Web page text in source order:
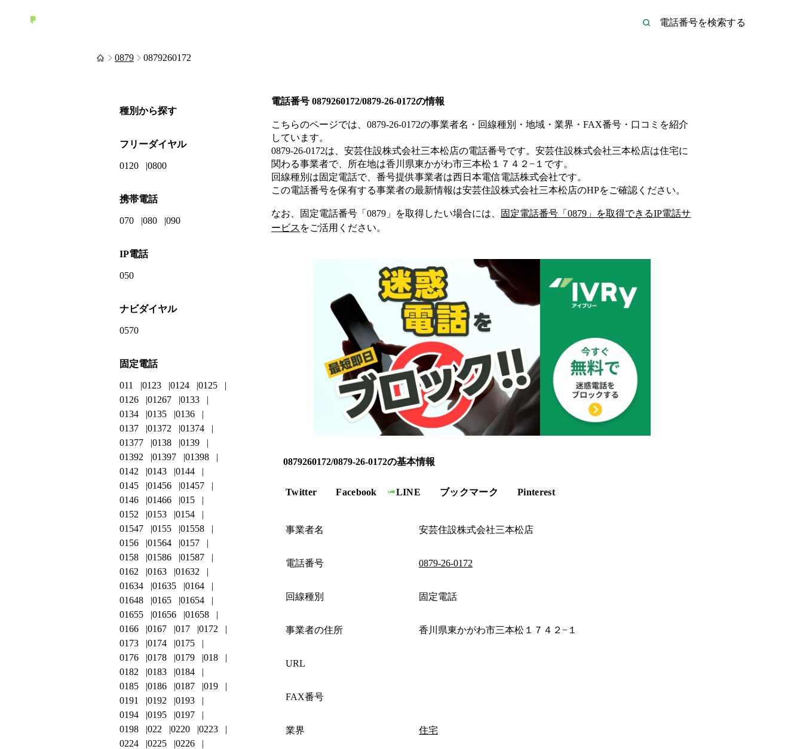
0879 0879260172
電話番号 0879260172/0879-26-0172の情報
こちらのページでは、 0879-26-0172の事業者名・回線種別・地域・業界・FAX番号・口コミを紹介
しています。
0879-26-0172は、 安芸住設株式会社三本松店の電話番号です。 安芸住設株式会社三本松店は住宅に
関わる事業者で、所在地は香川県東かがわ市三本松１７４２−１ です。
回線種別は固定電話で、番号提供事業者は西日本電信電話株式会社です。
この電話番号を保有する事業者の最新情報は安芸住設株式会社三本松店のHPをご確認ください。
なお、固定電話番号「 0879 」を取得したい場合には、 固定電話番号「 0879 」を取得できるIP電話サ
ービス をご活用ください。
0879260172/0879-26-0172の基本情報
Twitter Facebook LINE ブックマーク Pinterest
事業者名 安芸住設株式会社三本松店
電話番号 0879-26-0172
回線種別 固定電話
事業者の住所 香川県東かがわ市三本松１７４２−１
URL
FAX番号
業界 住宅
種別から探す
フリーダイヤル
0120 0800
携帯電話
070 080 090
IP電話
050
ナビダイヤル
0570
固定電話
011 0123 0124
0125
0126
01267
0133
0134
0135
0136
0137
01372
01374
01377
0138
0139
01392
01397
01398
0142
0143
0144
0145
01456
01457
0146
01466
015
0152
0153
0154
01547
0155
01558
0156
01564
0157
0158
01586
01587
0162
0163
01632
01634
01635
0164
01648
0165
01654
01655
01656
01658
0166
0167 017
0172
0173
0174
0175
0176
0178 0179
018
0182
0183
0184
0185
0186 0187
019
0191
0192
0193
0194
0195
0197
0198
022 0220
0223
0224
0225
0226